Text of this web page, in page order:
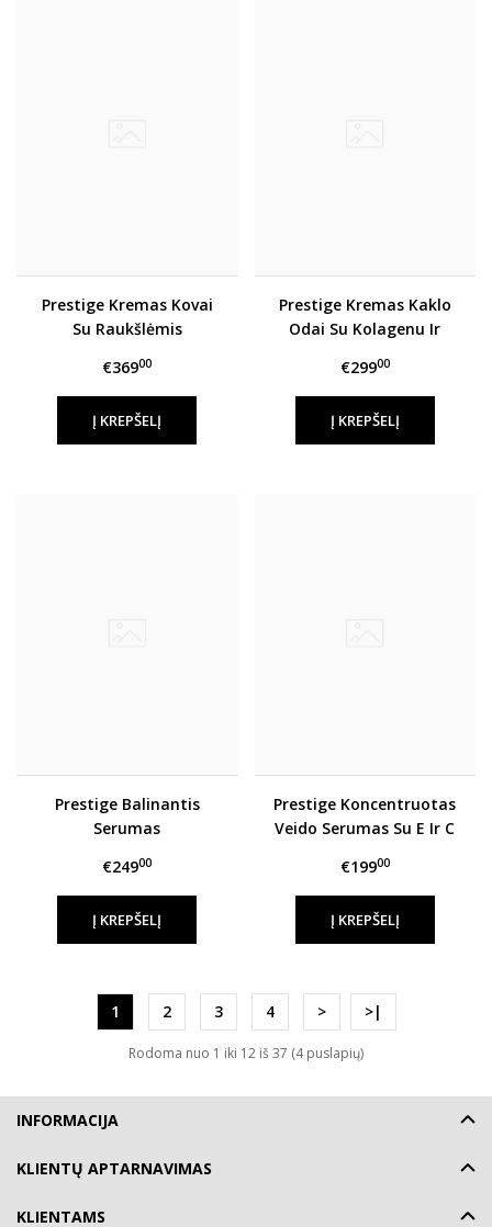
Prestige Kremas Kovai
Su Raukšlėmis
€36900
Į KREPŠELĮ
Prestige Kremas Kaklo
Odai Su Kolagenu Ir
€29900
Į KREPŠELĮ
Prestige Balinantis
Serumas
€24900
Į KREPŠELĮ
Prestige Koncentruotas
Veido Serumas Su E Ir C
€19900
Į KREPŠELĮ
1 2 3 4 > >|
Rodoma nuo 1 iki 12 iš 37 (4 puslapių)
INFORMACIJA
KLIENTŲ APTARNAVIMAS
KLIENTAMS